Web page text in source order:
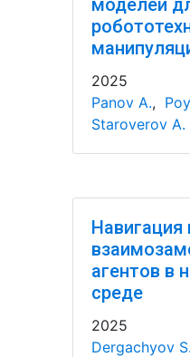
моделей
2025
Panov A.,
Staroverov A.
Навигация
агентов в
среде
2025
Dergachyov S.